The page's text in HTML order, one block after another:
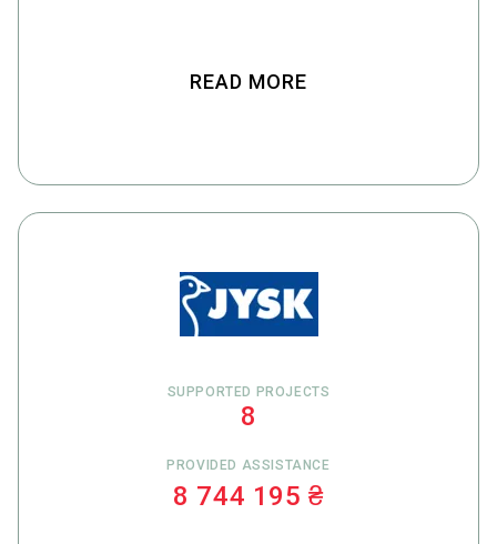
READ MORE
SUPPORTED PROJECTS
8
PROVIDED ASSISTANCE
8 744 195 ₴